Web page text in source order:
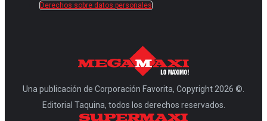
Derechos sobre datos personales
Una publicación de Corporación Favorita, Copyright 2026 ©.
Editorial Taquina, todos los derechos reservados.